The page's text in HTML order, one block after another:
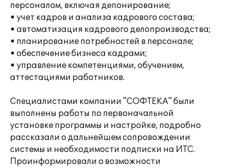
персоналом, включая депонирование;
• учет кадров и анализа кадрового состава;
• автоматизация кадрового делопроизводства;
• планирование потребностей в персонале;
• обеспечение бизнеса кадрами;
• управление компетенциями, обучением,
аттестациями работников.
Специалистами компании "СОФТЕКА" были
выполнены работы по первоначальной
установке программы и настройке, подробно
рассказали о дальнейшем сопровождении
системы и необходимости подписки на ИТС.
Проинформировали о возможности